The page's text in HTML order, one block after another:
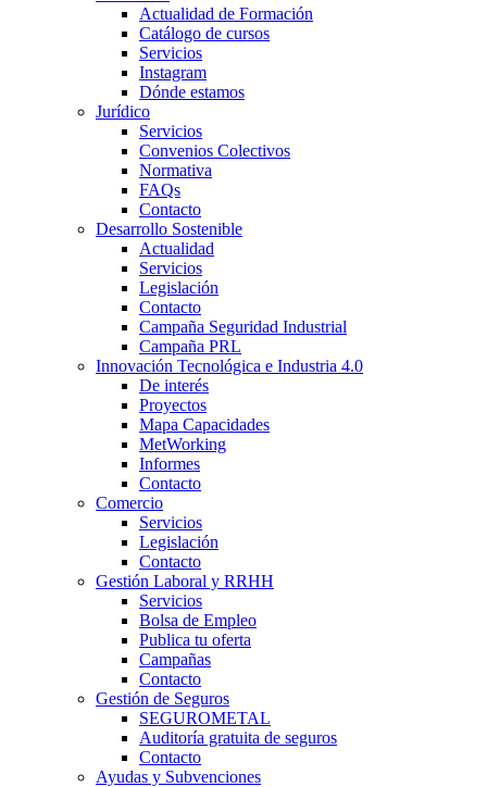
Actualidad de Formación
Catálogo de cursos
Servicios
Instagram
Dónde estamos
Jurídico
Servicios
Convenios Colectivos
Normativa
FAQs
Contacto
Desarrollo Sostenible
Actualidad
Servicios
Legislación
Contacto
Campaña Seguridad Industrial
Campaña PRL
Innovación Tecnológica e Industria 4.0
De interés
Proyectos
Mapa Capacidades
MetWorking
Informes
Contacto
Comercio
Servicios
Legislación
Contacto
Gestión Laboral y RRHH
Servicios
Bolsa de Empleo
Publica tu oferta
Campañas
Contacto
Gestión de Seguros
SEGUROMETAL
Auditoría gratuita de seguros
Contacto
Ayudas y Subvenciones